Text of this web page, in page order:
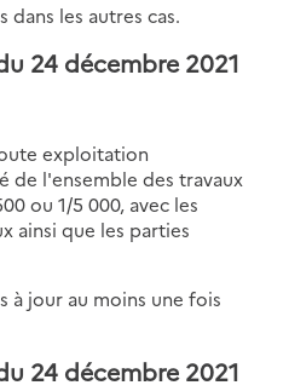
dans les autres cas.
24 décembre 2021
exploitation
de l'ensemble des travaux
ou 1/5 000, avec les
ainsi que les parties
à jour au moins une fois
24 décembre 2021